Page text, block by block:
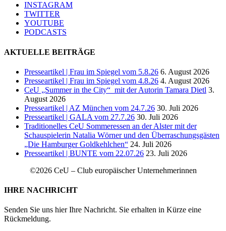
INSTAGRAM
TWITTER
YOUTUBE
PODCASTS
AKTUELLE BEITRÄGE
Presseartikel | Frau im Spiegel vom 5.8.26 6. August 2026
Presseartikel | Frau im Spiegel vom 4.8.26 4. August 2026
CeU „Summer in the City“ mit der Autorin Tamara Dietl 3.
August 2026
Presseartikel | AZ München vom 24.7.26 30. Juli 2026
Presseartikel | GALA vom 27.7.26 30. Juli 2026
Traditionelles CeU Sommeressen an der Alster mit der
Schauspielerin Natalia Wörner und den Überraschungsgästen
„Die Hamburger Goldkehlchen“ 24. Juli 2026
Presseartikel | BUNTE vom 22.07.26 23. Juli 2026
©2026 CeU – Club europäischer Unternehmerinnen
IHRE NACHRICHT
Senden Sie uns hier Ihre Nachricht. Sie erhalten in Kürze eine
Rückmeldung.